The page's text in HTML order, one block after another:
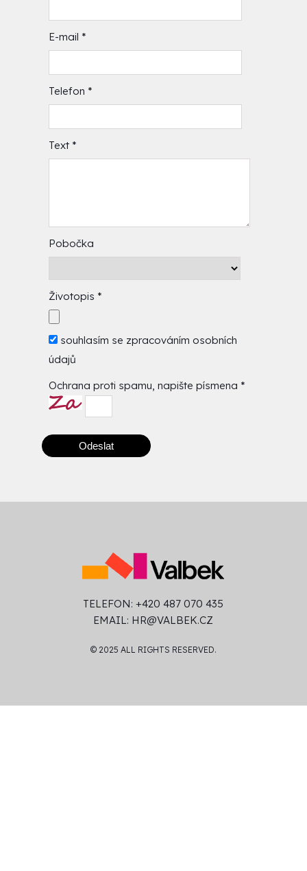
E-mail *
Telefon *
Text *
Pobočka
Životopis *
souhlasím se zpracováním osobních
údajů
Ochrana proti spamu, napište písmena *
Odeslat
TELEFON: +420 487 070 435
EMAIL: HR@VALBEK.CZ
© 2025 ALL RIGHTS RESERVED.